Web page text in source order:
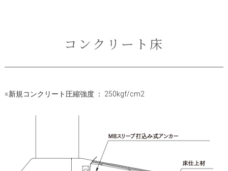
コンクリート床
※新規コンクリート圧縮強度 ： 250kgf/cm2